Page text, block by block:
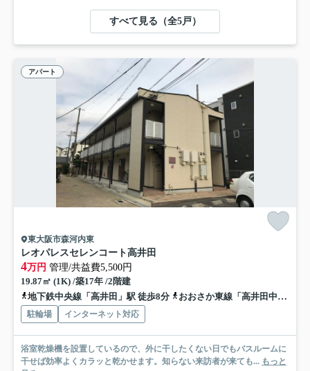
すべて見る（全5戸）
アパート
東大阪市森河内東
レオパレスセレンコート高井田
4万円 管理/共益費5,500円
19.87㎡ (1K) /築17年 /2階建
地下鉄中央線「高井田」駅 徒歩8分
おおさか東線「高井田中央」駅 徒歩8分
駐輪場 インターネット対応
浴室乾燥機を設置しているので、外に干したくない日でもバスルームに
干せば効率よくカラッと乾かせます。知らない来訪者が来ても... もっと